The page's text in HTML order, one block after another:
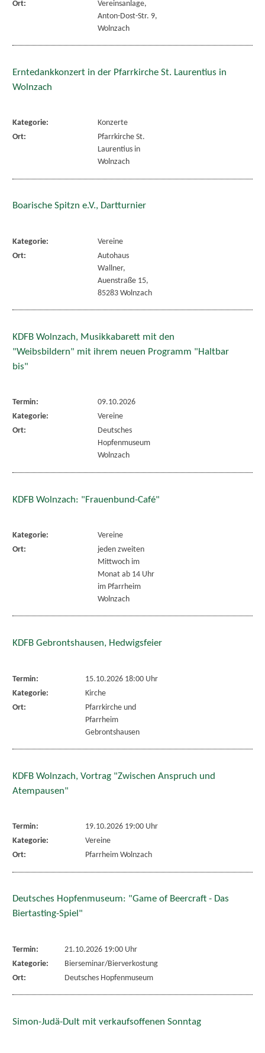
Ort:
Vereinsanlage,
Anton-Dost-Str. 9,
Wolnzach
Erntedankkonzert in der Pfarrkirche St. Laurentius in
Wolnzach
Kategorie:
Konzerte
Ort:
Pfarrkirche St.
Laurentius in
Wolnzach
Boarische Spitzn e.V., Dartturnier
Kategorie:
Vereine
Ort:
Autohaus
Wallner,
Auenstraße 15,
85283 Wolnzach
KDFB Wolnzach, Musikkabarett mit den
"Weibsbildern" mit ihrem neuen Programm "Haltbar
bis"
Termin:
09.10.2026
Kategorie:
Vereine
Ort:
Deutsches
Hopfenmuseum
Wolnzach
KDFB Wolnzach: "Frauenbund-Café"
Kategorie:
Vereine
Ort:
jeden zweiten
Mittwoch im
Monat ab 14 Uhr
im Pfarrheim
Wolnzach
KDFB Gebrontshausen, Hedwigsfeier
Termin:
15.10.2026 18:00 Uhr
Kategorie:
Kirche
Ort:
Pfarrkirche und
Pfarrheim
Gebrontshausen
KDFB Wolnzach, Vortrag "Zwischen Anspruch und
Atempausen"
Termin:
19.10.2026 19:00 Uhr
Kategorie:
Vereine
Ort:
Pfarrheim Wolnzach
Deutsches Hopfenmuseum: "Game of Beercraft - Das
Biertasting-Spiel"
Termin:
21.10.2026 19:00 Uhr
Kategorie:
Bierseminar/Bierverkostung
Ort:
Deutsches Hopfenmuseum
Simon-Judä-Dult mit verkaufsoffenen Sonntag